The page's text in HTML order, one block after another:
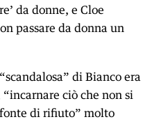
da donne, e Cloe
passare da donna un
di Bianco era
ciò che non si
di rifiuto” molto